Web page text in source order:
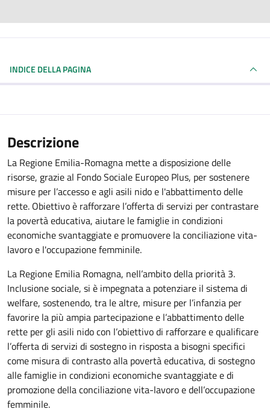
INDICE DELLA PAGINA
Descrizione
La Regione Emilia-Romagna mette a disposizione delle
risorse, grazie al Fondo Sociale Europeo Plus, per sostenere
misure per l’accesso e agli asili nido e l'abbattimento delle
rette. Obiettivo è rafforzare l’offerta di servizi per contrastare
la povertà educativa, aiutare le famiglie in condizioni
economiche svantaggiate e promuovere la conciliazione vita-
lavoro e l'occupazione femminile.
La Regione Emilia Romagna, nell’ambito della priorità 3.
Inclusione sociale, si è impegnata a potenziare il sistema di
welfare, sostenendo, tra le altre, misure per l’infanzia per
favorire la più ampia partecipazione e l’abbattimento delle
rette per gli asili nido con l’obiettivo di rafforzare e qualificare
l’offerta di servizi di sostegno in risposta a bisogni specifici
come misura di contrasto alla povertà educativa, di sostegno
alle famiglie in condizioni economiche svantaggiate e di
promozione della conciliazione vita-lavoro e dell’occupazione
femminile.